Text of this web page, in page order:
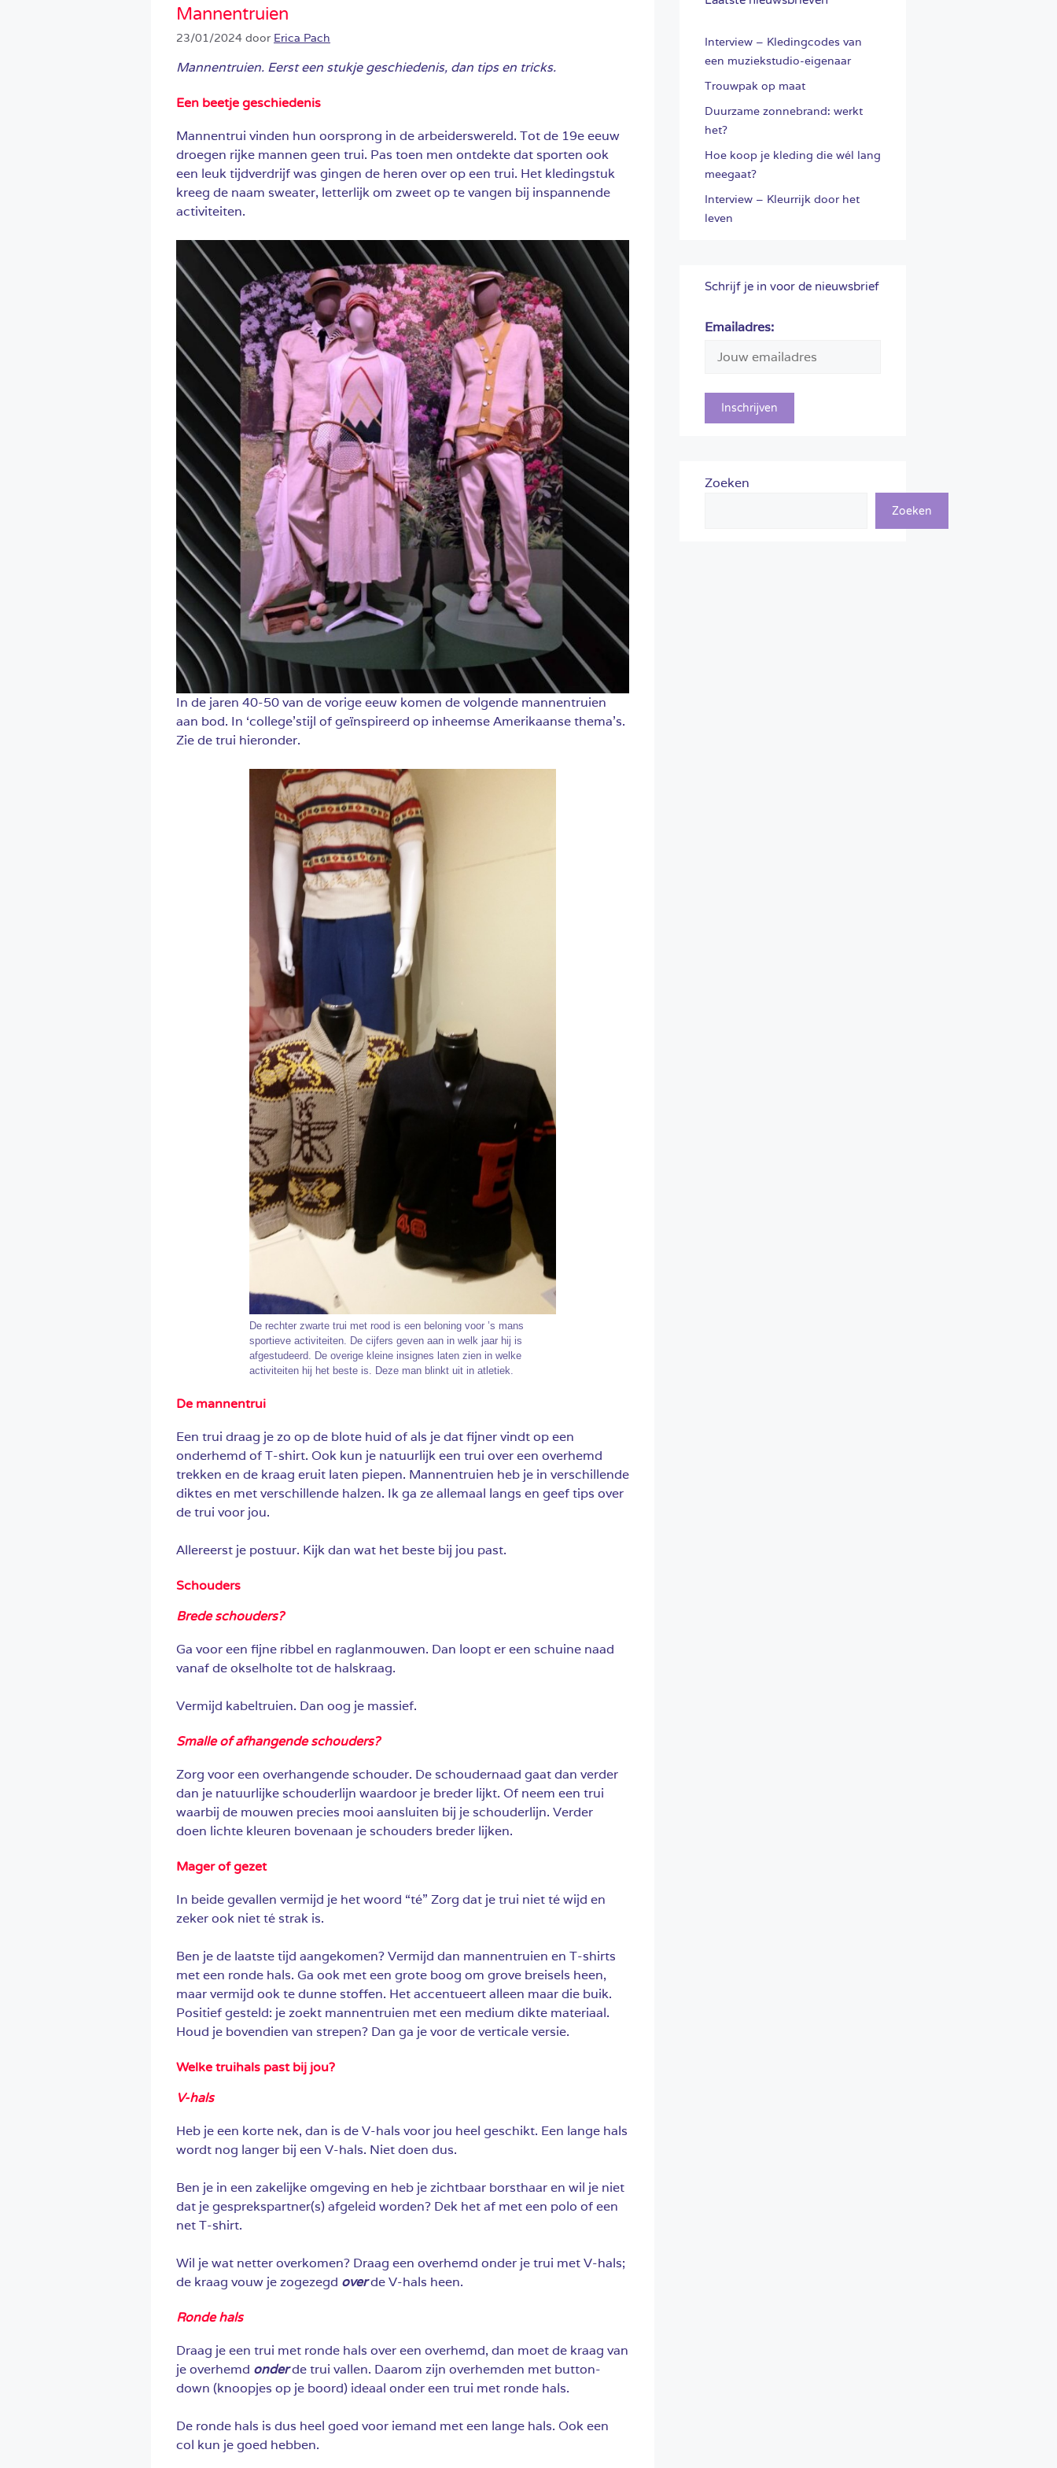
Mannentruien
23/01/2024 door Erica Pach
Mannentruien. Eerst een stukje geschiedenis, dan tips en tricks.
Een beetje geschiedenis
Mannentrui vinden hun oorsprong in de arbeiderswereld. Tot de 19e eeuw
droegen rijke mannen geen trui. Pas toen men ontdekte dat sporten ook
een leuk tijdverdrijf was gingen de heren over op een trui. Het kledingstuk
kreeg de naam sweater, letterlijk om zweet op te vangen bij inspannende
activiteiten.
In de jaren 40-50 van de vorige eeuw komen de volgende mannentruien
aan bod. In ‘college’stijl of geïnspireerd op inheemse Amerikaanse thema’s.
Zie de trui hieronder.
De rechter zwarte trui met rood is een beloning voor ’s mans
sportieve activiteiten. De cijfers geven aan in welk jaar hij is
afgestudeerd. De overige kleine insignes laten zien in welke
activiteiten hij het beste is. Deze man blinkt uit in atletiek.
De mannentrui
Een trui draag je zo op de blote huid of als je dat fijner vindt op een
onderhemd of T-shirt. Ook kun je natuurlijk een trui over een overhemd
trekken en de kraag eruit laten piepen. Mannentruien heb je in verschillende
diktes en met verschillende halzen. Ik ga ze allemaal langs en geef tips over
de trui voor jou.
Allereerst je postuur. Kijk dan wat het beste bij jou past.
Schouders
Brede schouders?
Ga voor een fijne ribbel en raglanmouwen. Dan loopt er een schuine naad
vanaf de okselholte tot de halskraag.
Vermijd kabeltruien. Dan oog je massief.
Smalle of afhangende schouders?
Zorg voor een overhangende schouder. De schoudernaad gaat dan verder
dan je natuurlijke schouderlijn waardoor je breder lijkt. Of neem een trui
waarbij de mouwen precies mooi aansluiten bij je schouderlijn. Verder
doen lichte kleuren bovenaan je schouders breder lijken.
Mager of gezet
In beide gevallen vermijd je het woord “té” Zorg dat je trui niet té wijd en
zeker ook niet té strak is.
Ben je de laatste tijd aangekomen? Vermijd dan mannentruien en T-shirts
met een ronde hals. Ga ook met een grote boog om grove breisels heen,
maar vermijd ook te dunne stoffen. Het accentueert alleen maar die buik.
Positief gesteld: je zoekt mannentruien met een medium dikte materiaal.
Houd je bovendien van strepen? Dan ga je voor de verticale versie.
Welke truihals past bij jou?
V-hals
Heb je een korte nek, dan is de V-hals voor jou heel geschikt. Een lange hals
wordt nog langer bij een V-hals. Niet doen dus.
Ben je in een zakelijke omgeving en heb je zichtbaar borsthaar en wil je niet
dat je gesprekspartner(s) afgeleid worden? Dek het af met een polo of een
net T-shirt.
Wil je wat netter overkomen? Draag een overhemd onder je trui met V-hals;
de kraag vouw je zogezegd overde V-hals heen.
Ronde hals
Draag je een trui met ronde hals over een overhemd, dan moet de kraag van
je overhemd onderde trui vallen. Daarom zijn overhemden met button-
down (knoopjes op je boord) ideaal onder een trui met ronde hals.
De ronde hals is dus heel goed voor iemand met een lange hals. Ook een
col kun je goed hebben.
Interview – Kledingcodes van
een muziekstudio-eigenaar
Trouwpak op maat
Duurzame zonnebrand: werkt
het?
Hoe koop je kleding die wél lang
meegaat?
Interview – Kleurrijk door het
leven
Schrijf je in voor de nieuwsbrief
Emailadres:
Zoeken
Zoeken